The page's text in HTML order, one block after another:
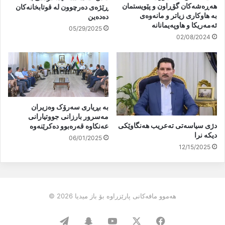
هەڕەشەكان گۆڕاون و پێویستمان
بە هاوكاری زیاتر و مانەوەی
ئەمەریكا و هاوپەیمانانە
02/08/2024
ڕێژەی دەرچوون لە قوتابخانەکان
دەدەین
05/29/2025
دژی سیاسەتی تەعریب هەنگاوێکی
دیکە نرا
12/15/2025
بە بڕیاری سەرۆک وەزیران
مەسرور بارزانی جووتیارانی
عەنکاوە قەرەبوو دەکرێنەوە
06/01/2025
هەموو مافەکانی پارێزراوە بۆ باز میدیا 2026 ©
Facebook
YouTube
Snapchat
Telegram